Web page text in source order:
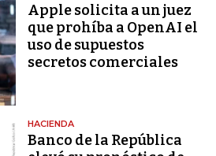
Apple solicita a un juez
que prohíba a OpenAI el
uso de supuestos
secretos comerciales
HACIENDA
Banco de la República